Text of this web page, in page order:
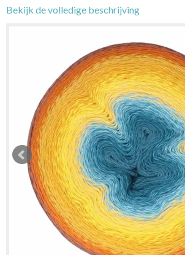
Bekijk de volledige beschrijving